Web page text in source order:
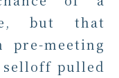
but that
pre-meeting
pulled